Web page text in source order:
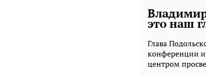
это наш
Глава
конференции и
центром